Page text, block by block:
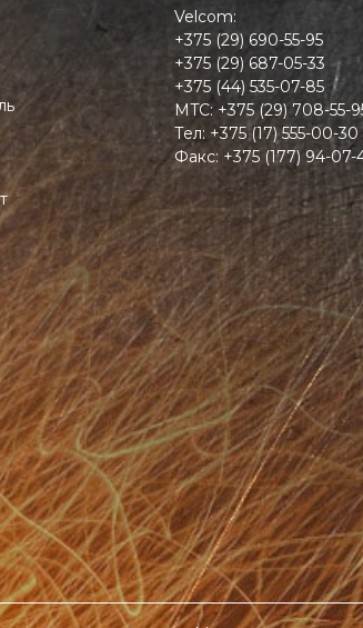
Velcom:
+375 (29) 690-55-95
+375 (29) 687-05-33
+375 (44) 535-07-85
MTC: +375 (29) 708-55-
Тел: +375 (17) 555-00-30
Факс: +375 (177) 94-07-